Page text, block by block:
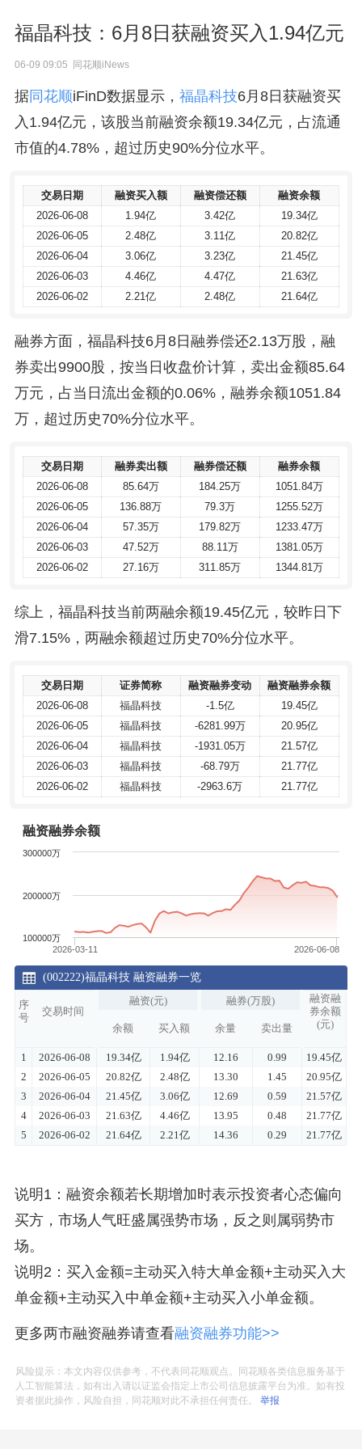
福晶科技：6月8日获融资买入1.94亿元
06-09 09:05 同花顺iNews
据同花顺iFinD数据显示， 福晶科技6月8日获融资买
入1.94亿元，该股当前融资余额19.34亿元，占流通
市值的4.78%，超过历史90%分位水平。
交易日期 融资买入额 融资偿还额
融资余额
2026-06-08
1.94亿 3.42亿
19.34亿
2026-06-05
2.48亿 3.11亿
20.82亿
2026-06-04
3.06亿 3.23亿
21.45亿
2026-06-03
4.46亿 4.47亿
21.63亿
2026-06-02
2.21亿 2.48亿 21.64亿
交易日期 融资买入额 融资偿还额
融资余额
2026-06-08
1.94亿 3.42亿
19.34亿
2026-06-05
2.48亿 3.11亿
20.82亿
2026-06-04
3.06亿 3.23亿
21.45亿
2026-06-03
4.46亿 4.47亿
21.63亿
2026-06-02
2.21亿 2.48亿 21.64亿
融券方面，福晶科技6月8日融券偿还2.13万股，融
券卖出9900股，按当日收盘价计算，卖出金额85.64
万元，占当日流出金额的0.06%，融券余额1051.84
万，超过历史70%分位水平。
交易日期 融券卖出额 融券偿还额
融券余额
2026-06-08
85.64万 184.25万
1051.84万
2026-06-05
136.88万 79.3万
1255.52万
2026-06-04
57.35万 179.82万
1233.47万
2026-06-03
47.52万 88.11万
1381.05万
2026-06-02
27.16万 311.85万 1344.81万
交易日期 融券卖出额 融券偿还额
融券余额
2026-06-08
85.64万 184.25万
1051.84万
2026-06-05
136.88万 79.3万
1255.52万
2026-06-04
57.35万 179.82万
1233.47万
2026-06-03
47.52万 88.11万
1381.05万
2026-06-02
27.16万 311.85万 1344.81万
综上，福晶科技当前两融余额19.45亿元，较昨日下
滑7.15%，两融余额超过历史70%分位水平。
交易日期 证券简称 融资融券变动
融资融券余额
2026-06-08
福晶科技 -1.5亿
19.45亿
2026-06-05
福晶科技 -6281.99万
20.95亿
2026-06-04
福晶科技 -1931.05万
21.57亿
2026-06-03
福晶科技 -68.79万
21.77亿
2026-06-02
福晶科技 -2963.6万 21.77亿
交易日期 证券简称 融资融券变动
融资融券余额
2026-06-08
福晶科技 -1.5亿
19.45亿
2026-06-05
福晶科技 -6281.99万
20.95亿
2026-06-04
福晶科技 -1931.05万
21.57亿
2026-06-03
福晶科技 -68.79万
21.77亿
2026-06-02
福晶科技 -2963.6万 21.77亿
说明1：融资余额若长期增加时表示投资者心态偏向
买方，市场人气旺盛属强势市场，反之则属弱势市
场。
说明2：买入金额=主动买入特大单金额+主动买入大
单金额+主动买入中单金额+主动买入小单金额。
更多两市融资融券请查看融资融券功能>>
风险提示：本文内容仅供参考，不代表同花顺观点。同花顺各类信息服务基于
人工智能算法，如有出入请以证监会指定上市公司信息披露平台为准。如有投
资者据此操作，风险自担，同花顺对此不承担任何责任。举报